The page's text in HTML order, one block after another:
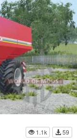
1.1k
59